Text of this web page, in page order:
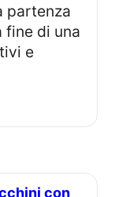
fine di una
e